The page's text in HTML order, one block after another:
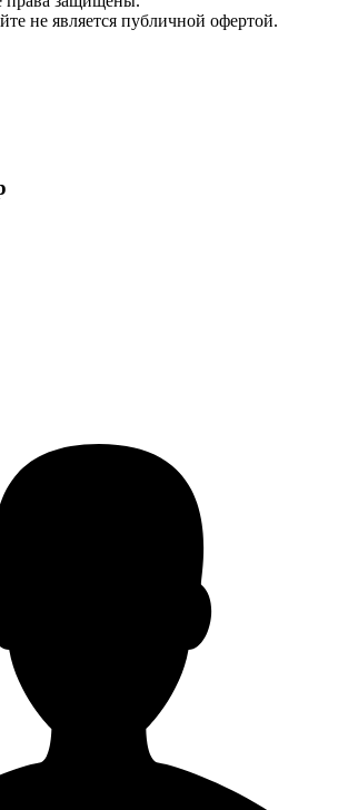
не является публичной офертой.